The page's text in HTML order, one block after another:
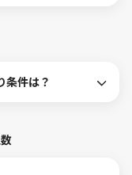
条件は？